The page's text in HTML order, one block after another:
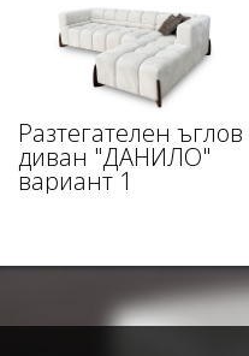
Разтегателен ъглов
диван "ДАНИЛО"
вариант 1